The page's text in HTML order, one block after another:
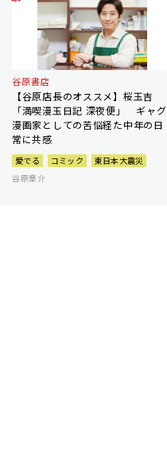
谷原書店
【谷原店長のオススメ】桜玉吉
「満喫漫玉日記 深夜便」 ギャグ
漫画家としての苦悩経た中年の日
常に共感
愛でる コミック
東日本大震災
谷原章介